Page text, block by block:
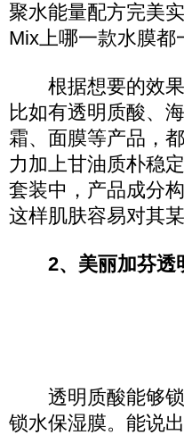
聚水能量配方完美
Mix上哪一款水膜都
根据想要的效果
比如有透明质酸、
霜、面膜等产品，
力加上甘油质朴稳
套装中，产品成分
这样肌肤容易对其
2、美丽加芬透
透明质酸能够锁
锁水保湿膜。能说